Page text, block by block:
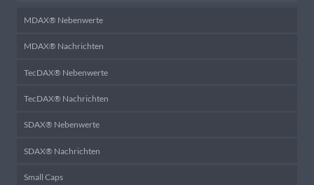
MDAX® Nebenwerte
MDAX® Nachrichten
TecDAX® Nebenwerte
TecDAX® Nachrichten
SDAX® Nebenwerte
SDAX® Nachrichten
Small Caps